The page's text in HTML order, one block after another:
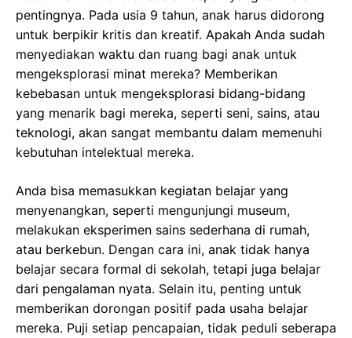
pentingnya. Pada usia 9 tahun, anak harus didorong
untuk berpikir kritis dan kreatif. Apakah Anda sudah
menyediakan waktu dan ruang bagi anak untuk
mengeksplorasi minat mereka? Memberikan
kebebasan untuk mengeksplorasi bidang-bidang
yang menarik bagi mereka, seperti seni, sains, atau
teknologi, akan sangat membantu dalam memenuhi
kebutuhan intelektual mereka.
Anda bisa memasukkan kegiatan belajar yang
menyenangkan, seperti mengunjungi museum,
melakukan eksperimen sains sederhana di rumah,
atau berkebun. Dengan cara ini, anak tidak hanya
belajar secara formal di sekolah, tetapi juga belajar
dari pengalaman nyata. Selain itu, penting untuk
memberikan dorongan positif pada usaha belajar
mereka. Puji setiap pencapaian, tidak peduli seberapa